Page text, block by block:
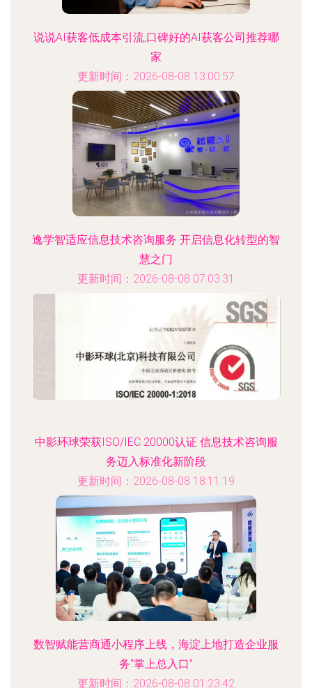
说说AI获客低成本引流,口碑好的AI获客公司推荐哪
家
更新时间：2026-08-08 13:00:57
逸学智适应信息技术咨询服务 开启信息化转型的智
慧之门
更新时间：2026-08-08 07:03:31
中影环球荣获ISO/IEC 20000认证 信息技术咨询服
务迈入标准化新阶段
更新时间：2026-08-08 18:11:19
数智赋能营商通小程序上线，海淀上地打造企业服
务“掌上总入口”
更新时间：2026-08-08 01:23:42